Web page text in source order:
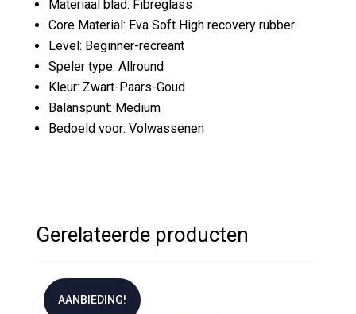
Materiaal blad: Fibreglass
Core Material: Eva Soft High recovery rubber
Level: Beginner-recreant
Speler type: Allround
Kleur: Zwart-Paars-Goud
Balanspunt: Medium
Bedoeld voor: Volwassenen
Gerelateerde producten
AANBIEDING!